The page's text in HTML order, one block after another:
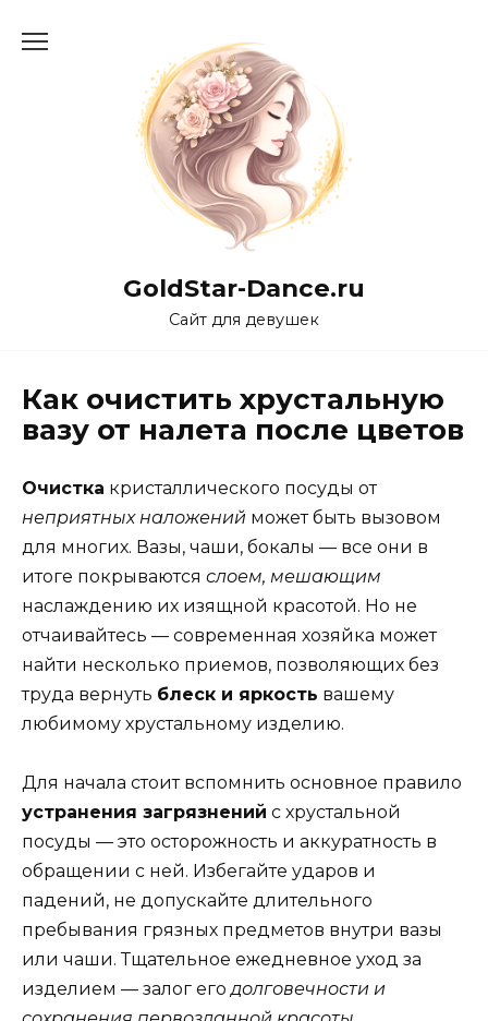
GoldStar-Dance.ru
Сайт для девушек
Как очистить хрустальную
вазу от налета после цветов
Очистка кристаллического посуды от
неприятных наложений может быть вызовом
для многих. Вазы, чаши, бокалы — все они в
итоге покрываются слоем, мешающим
наслаждению их изящной красотой. Но не
отчаивайтесь — современная хозяйка может
найти несколько приемов, позволяющих без
труда вернуть блеск и яркость вашему
любимому хрустальному изделию.
Для начала стоит вспомнить основное правило
устранения загрязнений с хрустальной
посуды — это осторожность и аккуратность в
обращении с ней. Избегайте ударов и
падений, не допускайте длительного
пребывания грязных предметов внутри вазы
или чаши. Тщательное ежедневное уход за
изделием — залог егодолговечности и